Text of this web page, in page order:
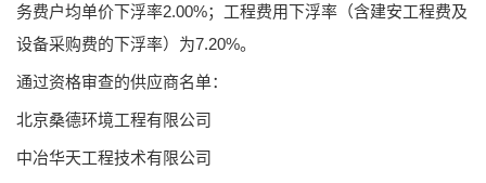
务费户均单价下浮率2.00%；工程费用下浮率（含建安工程费及
设备采购费的下浮率）为7.20%。
通过资格审查的供应商名单：
北京桑德环境工程有限公司
中冶华天工程技术有限公司